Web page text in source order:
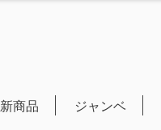
新商品 ジャンベ